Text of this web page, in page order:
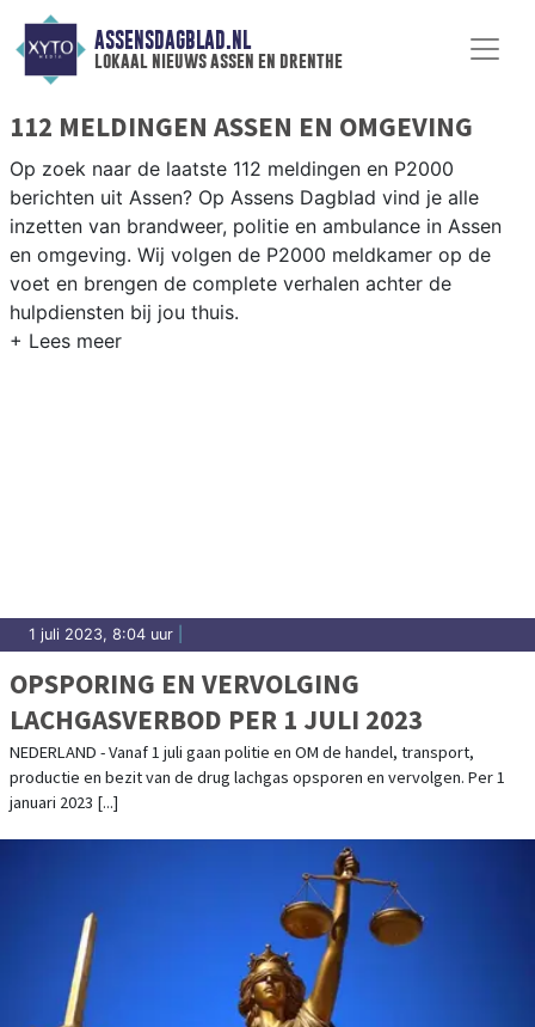
ASSENSDAGBLAD.NL
lokaal nieuws assen en drenthe
112 MELDINGEN ASSEN EN OMGEVING
Op zoek naar de laatste 112 meldingen en P2000
berichten uit Assen? Op Assens Dagblad vind je alle
inzetten van brandweer, politie en ambulance in Assen
en omgeving. Wij volgen de P2000 meldkamer op de
voet en brengen de complete verhalen achter de
hulpdiensten bij jou thuis.
1 juli 2023, 8:04 uur
OPSPORING EN VERVOLGING
LACHGASVERBOD PER 1 JULI 2023
NEDERLAND - Vanaf 1 juli gaan politie en OM de handel, transport,
productie en bezit van de drug lachgas opsporen en vervolgen. Per 1
januari 2023 [...]